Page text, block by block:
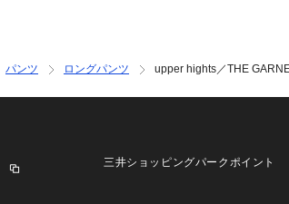
パンツ ロングパンツ upper hights／THE
三井ショッピングパークポイント